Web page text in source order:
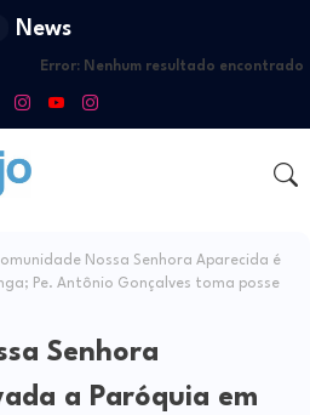
News
Error: Nenhum resultado encontrado
Nossa Senhora Aparecida é
Pe. Antônio Gonçalves toma posse
Senhora
a Paróquia em